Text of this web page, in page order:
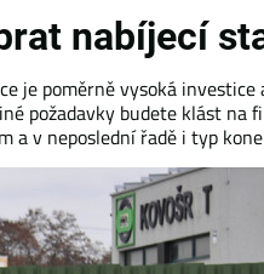
nabíjecí
je poměrně vysoká
požadavky budete klást
a v neposlední řadě i typ